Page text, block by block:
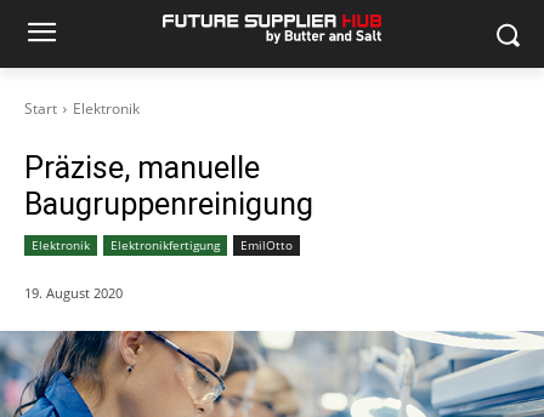
Start Elektronik
Präzise, manuelle
Baugruppenreinigung
Elektronik Elektronikfertigung EmilOtto
19. August 2020